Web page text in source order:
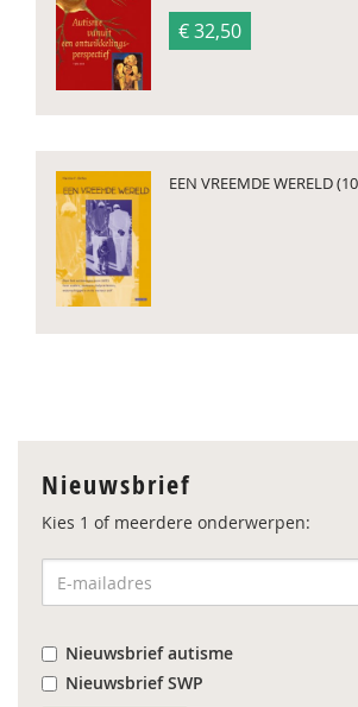
€ 32,50
EEN VREEMDE WERELD
Nieuwsbrief
Kies 1 of meerdere onderwerpen:
Nieuwsbrief autisme
Nieuwsbrief SWP